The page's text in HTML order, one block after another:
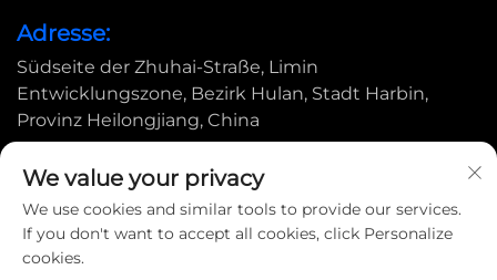
Adresse:
Südseite der Zhuhai-Straße, Limin
Entwicklungszone, Bezirk Hulan, Stadt Harbin,
Provinz Heilongjiang, China
[email protected]
We value your privacy
We use cookies and similar tools to provide our services.
If you don't want to accept all cookies, click Personalize
cookies.